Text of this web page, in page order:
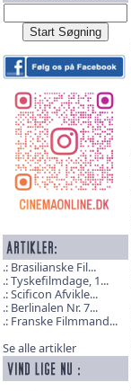
Brasilianske Fil...
Tyskefilmdage, 1...
Scificon Afvikle...
Berlinalen Nr. 7...
Franske Filmmand...
Se alle artikler